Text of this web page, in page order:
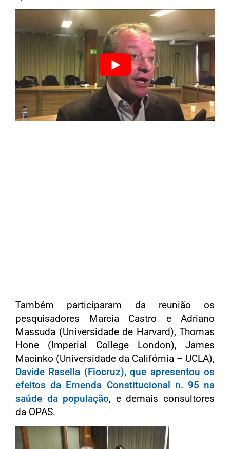
Também participaram da reunião os
pesquisadores Marcia Castro e Adriano
Massuda (Universidade de Harvard), Thomas
Hone (Imperial College London), James
Macinko (Universidade da Califórnia – UCLA),
Davide Rasella (Fiocruz), que apresentou os
efeitos da Emenda Constitucional n. 95 na
saúde da população, e demais consultores
da OPAS.